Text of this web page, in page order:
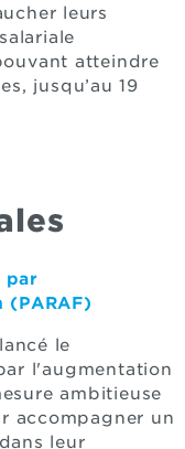
leurs
atteindre
jusqu’au 19
par
le
l'augmentation
ambitieuse
accompagner un
leur